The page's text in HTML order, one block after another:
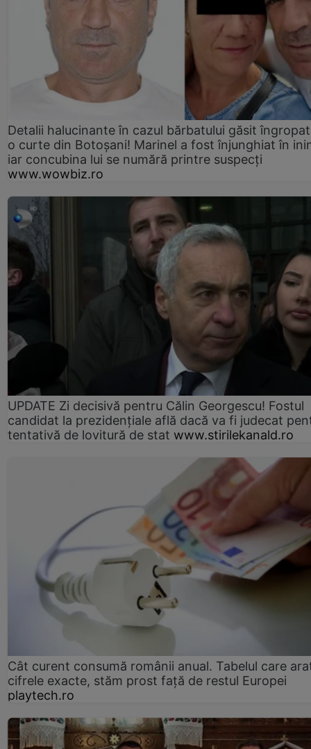
Detalii halucinante în cazul bărbatului găsit
o curte din Botoșani! Marinel a fost înjunghiat în
iar concubina lui se numără printre suspecți
www.wowbiz.ro
UPDATE Zi decisivă pentru Călin Georgescu! Fostul
candidat la prezidențiale află dacă va fi judecat
tentativă de lovitură de stat www.stirilekanald.ro
Cât curent consumă românii anual. Tabelul care
cifrele exacte, stăm prost faţă de restul Europei
playtech.ro